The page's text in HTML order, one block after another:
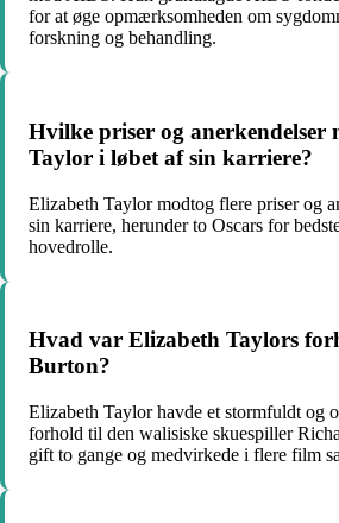
for at øge opmærksomheden om
forskning og behandling.
Hvilke priser og anerkendelser
Taylor i løbet af sin karriere?
Elizabeth Taylor modtog flere priser og
sin karriere, herunder to Oscars for
hovedrolle.
Hvad var Elizabeth Taylors
Burton?
Elizabeth Taylor havde et stormfuldt og
forhold til den walisiske skuespiller
gift to gange og medvirkede i flere film